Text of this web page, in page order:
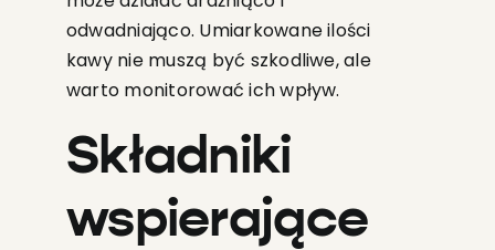
odwadniająco. Umiarkowane ilości
kawy nie muszą być szkodliwe, ale
warto monitorować ich wpływ.
Składniki
wspierające